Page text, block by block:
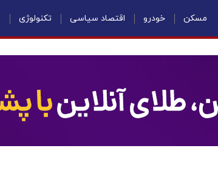
مسکن خودرو اقتصاد سیاسی تکنولوژی